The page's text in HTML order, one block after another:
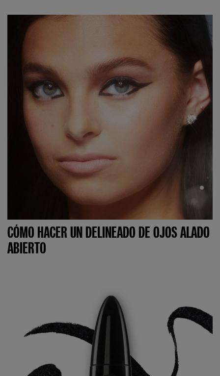
CÓMO HACER UN DELINEADO DE OJOS ALADO
ABIERTO